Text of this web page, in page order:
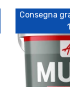
Consegna
10